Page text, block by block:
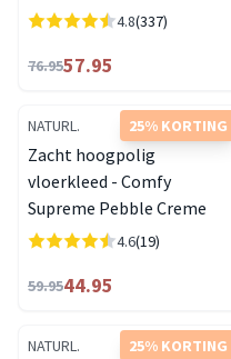
4.8(337)
76.9557.95
25% KORTING
NATURL.
Zacht hoogpolig
vloerkleed - Comfy
Supreme Pebble Creme
4.6(19)
59.9544.95
25% KORTING
NATURL.